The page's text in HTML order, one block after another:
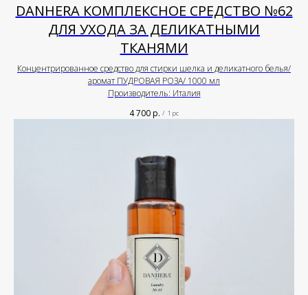
DANHERA КОМПЛЕКСНОЕ СРЕДСТВО №62
ДЛЯ УХОДА ЗА ДЕЛИКАТНЫМИ
ТКАНЯМИ
Концентрированное средство для стирки шелка и деликатного белья/
аромат ПУДРОВАЯ РОЗА/ 1000 мл
Производитель: Италия
4 700р. / 1 pc